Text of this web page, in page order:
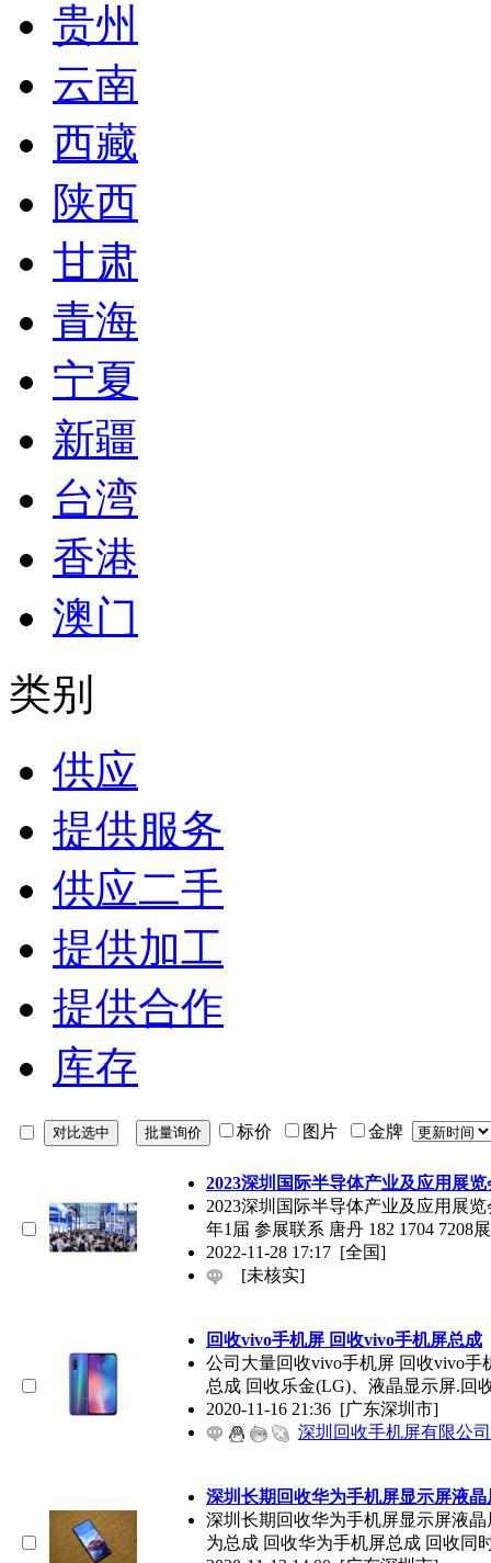
贵州
云南
西藏
陕西
甘肃
青海
宁夏
新疆
台湾
香港
澳门
类别
供应
提供服务
供应二手
提供加工
提供合作
库存
标价 图片 金牌
2023深圳国际半导体产业及应用展
2023深圳国际半导体产业及应用展
年1届 参展联系 唐丹 182 1704 7208展
2022-11-28 17:17 [全国]
[未核实]
回收vivo手机屏 回收vivo手机屏总成
公司大量回收vivo手机屏 回收vivo
总成 回收乐金(LG)、液晶显示屏.回
2020-11-16 21:36 [广东深圳市]
深圳回收手机屏有限公司
深圳长期回收华为手机屏显示屏液晶
深圳长期回收华为手机屏显示屏液
为总成 回收华为手机屏总成 回收同